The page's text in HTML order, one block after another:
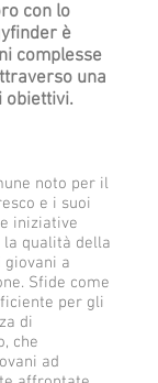
con lo
è
complesse
una
obiettivi.
noto per il
e i suoi
iniziative
qualità della
a
Sfide come
per gli
di
che
ad